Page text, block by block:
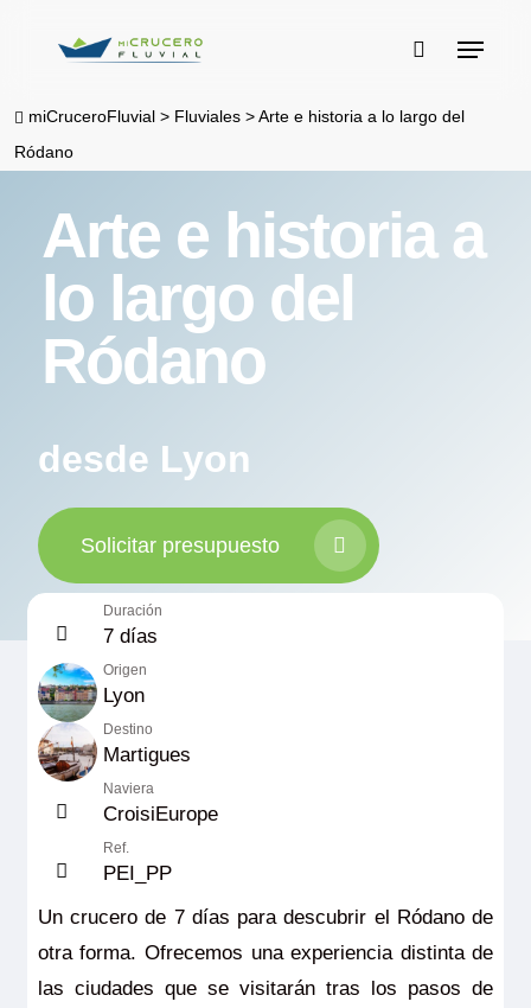
content
buscar
Menu
miCruceroFluvial > Fluviales >Arte e historia a lo largo del
Ródano
Arte e historia a
lo largo del
Ródano
desde Lyon
Solicitar presupuesto
Duración
7 días
Origen
Lyon
Destino
Martigues
Naviera
CroisiEurope
Ref.
PEI_PP
Un crucero de 7 días para descubrir el Ródano de
otra forma. Ofrecemos una experiencia distinta de
las ciudades que se visitarán tras los pasos de